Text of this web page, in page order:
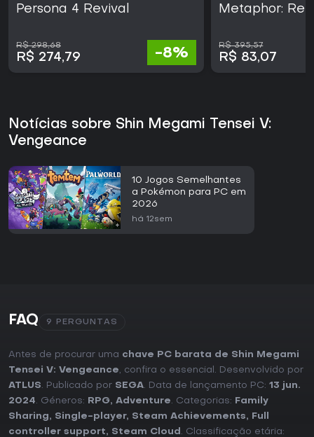
Persona 4 Revival
R$ 298,68
R$ 274,79 -8%
Metaphor:
R$ 395,57
R$ 83,07
Notícias sobre Shin Megami Tensei V:
Vengeance
10 Jogos Semelhantes
a Pokémon para PC em
2026
há 12sem
FAQ 9 PERGUNTAS
Antes de procurar uma chave PC barata de Shin Megami
Tensei V: Vengeance, confira o essencial. Desenvolvido por
ATLUS. Publicado por SEGA. Data de lançamento PC: 13 jun.
2024. Géneros: RPG, Adventure. Categorias:
Family
Sharing, Single-player, Steam Achievements,
Full
controller support, Steam Cloud . Classificação etária: